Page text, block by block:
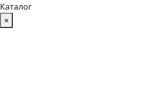
Каталог
×